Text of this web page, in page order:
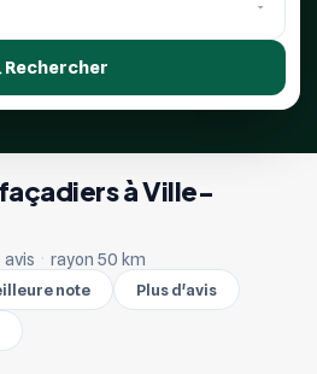
Rechercher
à Ville-
avis · rayon 50 km
note Plus d'avis